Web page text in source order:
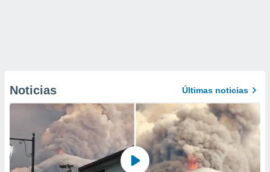
Noticias Últimas noticias